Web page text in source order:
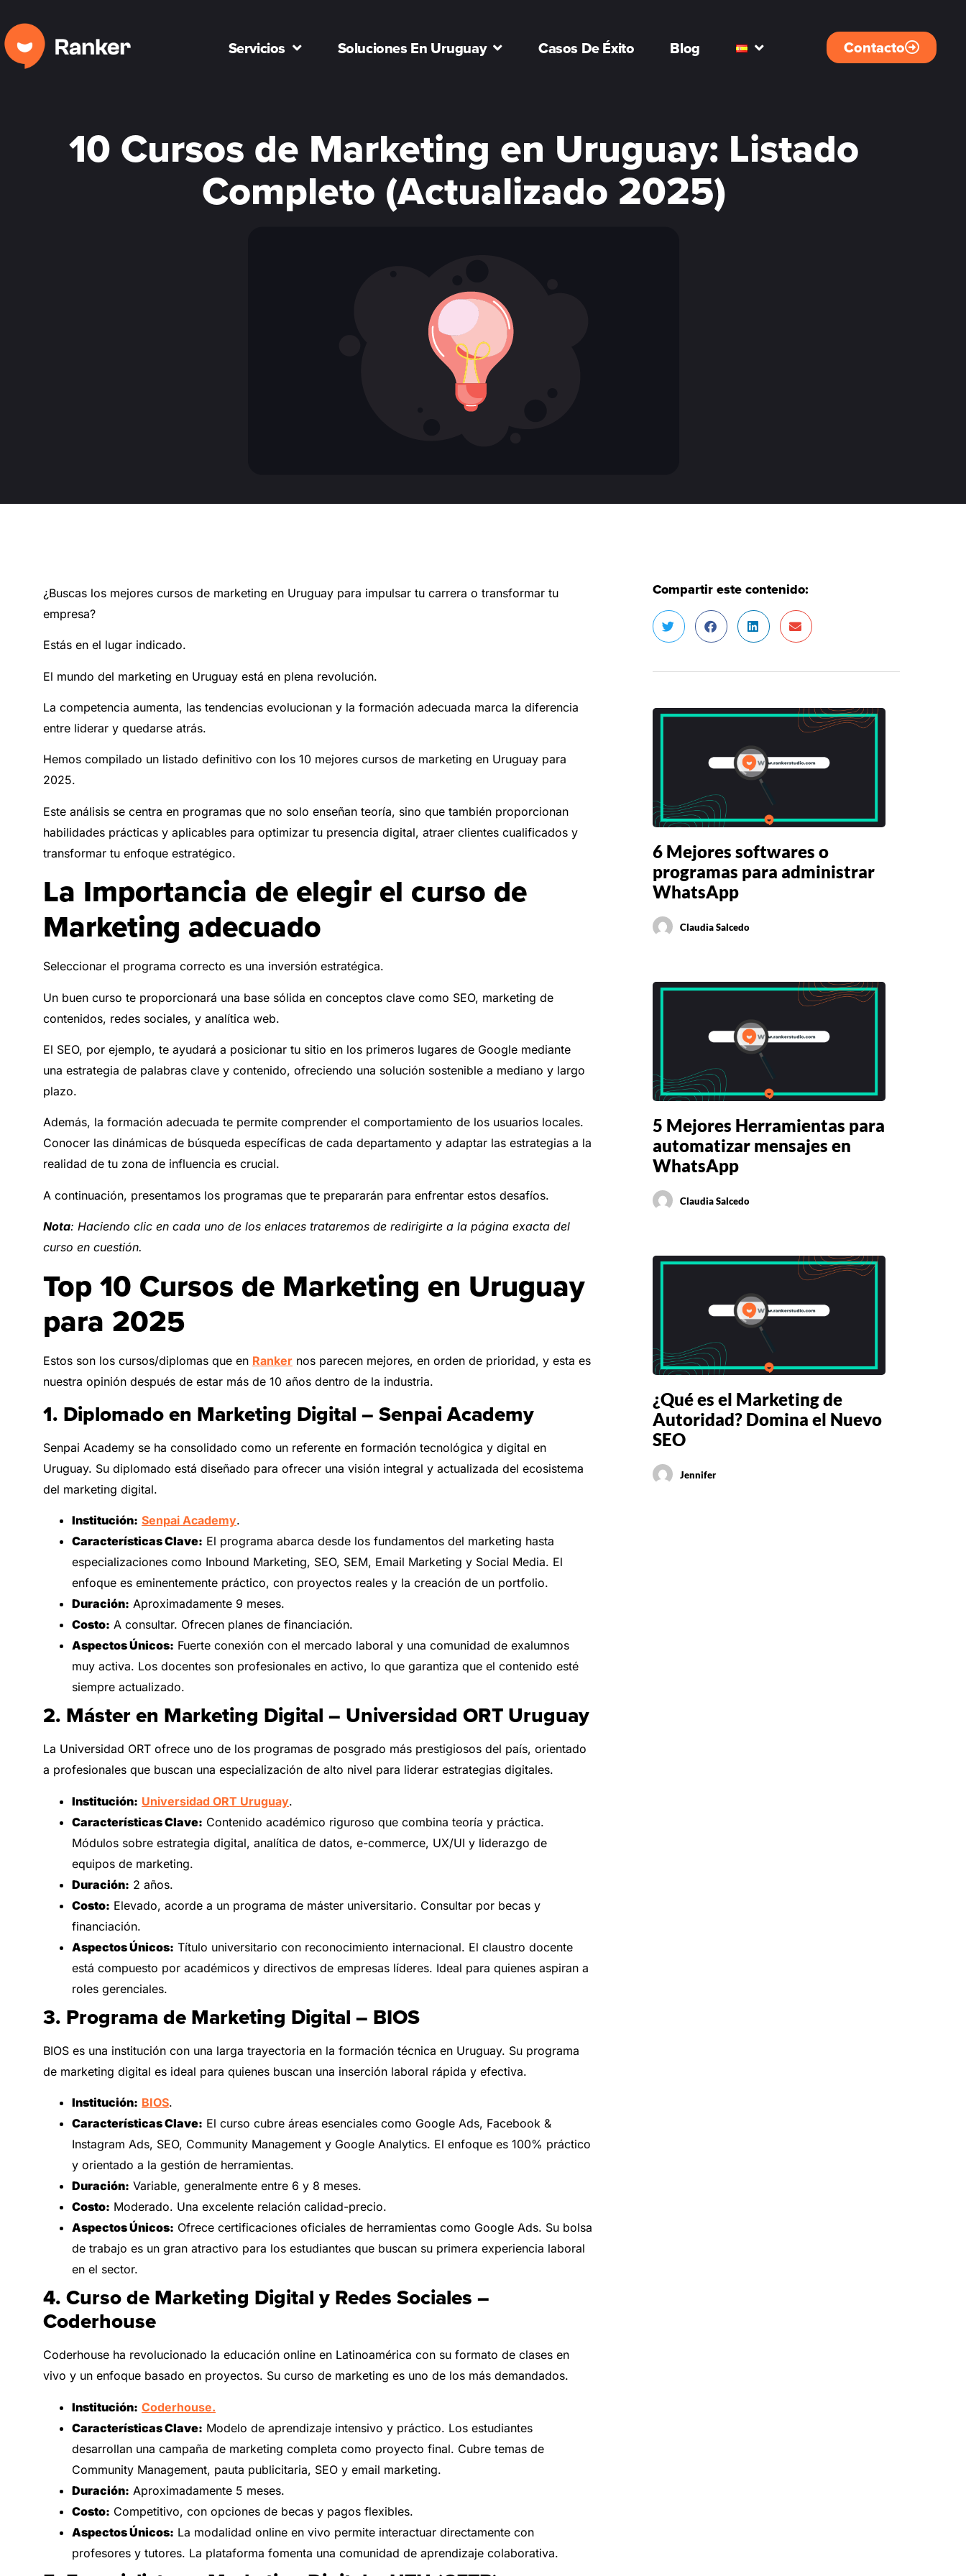
Servicios Soluciones En Uruguay Casos De Éxito Blog Contacto
10 Cursos de Marketing en Uruguay: Listado
Completo (Actualizado 2025)
¿Buscas los mejores cursos de marketing en Uruguay para impulsar tu carrera o transformar tu
empresa?
Estás en el lugar indicado.
El mundo del marketing en Uruguay está en plena revolución.
La competencia aumenta, las tendencias evolucionan y la formación adecuada marca la diferencia
entre liderar y quedarse atrás.
Hemos compilado un listado definitivo con los 10 mejores cursos de marketing en Uruguay para
2025.
Este análisis se centra en programas que no solo enseñan teoría, sino que también proporcionan
habilidades prácticas y aplicables para optimizar tu presencia digital, atraer clientes cualificados y
transformar tu enfoque estratégico.
La Importancia de elegir el curso de
Marketing adecuado
Seleccionar el programa correcto es una inversión estratégica.
Un buen curso te proporcionará una base sólida en conceptos clave como SEO, marketing de
contenidos, redes sociales, y analítica web.
El SEO, por ejemplo, te ayudará a posicionar tu sitio en los primeros lugares de Google mediante
una estrategia de palabras clave y contenido, ofreciendo una solución sostenible a mediano y largo
plazo.
Además, la formación adecuada te permite comprender el comportamiento de los usuarios locales.
Conocer las dinámicas de búsqueda específicas de cada departamento y adaptar las estrategias a la
realidad de tu zona de influencia es crucial.
A continuación, presentamos los programas que te prepararán para enfrentar estos desafíos.
Nota: Haciendo clic en cada uno de los enlaces trataremos de redirigirte a la página exacta del
curso en cuestión.
Top 10 Cursos de Marketing en Uruguay
para 2025
Estos son los cursos/diplomas que en Ranker nos parecen mejores, en orden de prioridad, y esta es
nuestra opinión después de estar más de 10 años dentro de la industria.
1. Diplomado en Marketing Digital – Senpai Academy
Senpai Academy se ha consolidado como un referente en formación tecnológica y digital en
Uruguay. Su diplomado está diseñado para ofrecer una visión integral y actualizada del ecosistema
del marketing digital.
Institución: Senpai Academy.
Características Clave: El programa abarca desde los fundamentos del marketing hasta
especializaciones como Inbound Marketing, SEO, SEM, Email Marketing y Social Media. El
enfoque es eminentemente práctico, con proyectos reales y la creación de un portfolio.
Duración: Aproximadamente 9 meses.
Costo: A consultar. Ofrecen planes de financiación.
Aspectos Únicos: Fuerte conexión con el mercado laboral y una comunidad de exalumnos
muy activa. Los docentes son profesionales en activo, lo que garantiza que el contenido esté
siempre actualizado.
2. Máster en Marketing Digital – Universidad ORT Uruguay
La Universidad ORT ofrece uno de los programas de posgrado más prestigiosos del país, orientado
a profesionales que buscan una especialización de alto nivel para liderar estrategias digitales.
Institución: Universidad ORT Uruguay.
Características Clave: Contenido académico riguroso que combina teoría y práctica.
Módulos sobre estrategia digital, analítica de datos, e-commerce, UX/UI y liderazgo de
equipos de marketing.
Duración: 2 años.
Costo: Elevado, acorde a un programa de máster universitario. Consultar por becas y
financiación.
Aspectos Únicos: Título universitario con reconocimiento internacional. El claustro docente
está compuesto por académicos y directivos de empresas líderes. Ideal para quienes aspiran a
roles gerenciales.
3. Programa de Marketing Digital – BIOS
BIOS es una institución con una larga trayectoria en la formación técnica en Uruguay. Su programa
de marketing digital es ideal para quienes buscan una inserción laboral rápida y efectiva.
Institución: BIOS.
Características Clave: El curso cubre áreas esenciales como Google Ads, Facebook &
Instagram Ads, SEO, Community Management y Google Analytics. El enfoque es 100% práctico
y orientado a la gestión de herramientas.
Duración: Variable, generalmente entre 6 y 8 meses.
Costo: Moderado. Una excelente relación calidad-precio.
Aspectos Únicos: Ofrece certificaciones oficiales de herramientas como Google Ads. Su bolsa
de trabajo es un gran atractivo para los estudiantes que buscan su primera experiencia laboral
en el sector.
4. Curso de Marketing Digital y Redes Sociales –
Coderhouse
Coderhouse ha revolucionado la educación online en Latinoamérica con su formato de clases en
vivo y un enfoque basado en proyectos. Su curso de marketing es uno de los más demandados.
Institución: Coderhouse.
Características Clave: Modelo de aprendizaje intensivo y práctico. Los estudiantes
desarrollan una campaña de marketing completa como proyecto final. Cubre temas de
Community Management, pauta publicitaria, SEO y email marketing.
Duración: Aproximadamente 5 meses.
Costo: Competitivo, con opciones de becas y pagos flexibles.
Aspectos Únicos: La modalidad online en vivo permite interactuar directamente con
profesores y tutores. La plataforma fomenta una comunidad de aprendizaje colaborativa.
Compartir este contenido:
6 Mejores softwares o
programas para administrar
WhatsApp
Claudia Salcedo
5 Mejores Herramientas para
automatizar mensajes en
WhatsApp
Claudia Salcedo
¿Qué es el Marketing de
Autoridad? Domina el Nuevo
SEO
Jennifer